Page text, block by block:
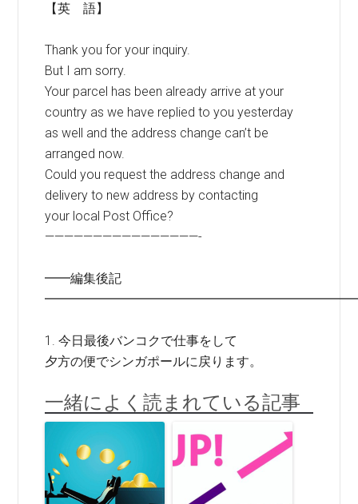
【英 語】
Thank you for your inquiry.
But I am sorry.
Your parcel has been already arrive at your
country as we have replied to you yesterday
as well and the address change can’t be
arranged now.
Could you request the address change and
delivery to new address by contacting
your local Post Office?
————————————————-
━━編集後記
1. 今日最後バンコクで仕事をして
夕方の便でシンガポールに戻ります。
一緒によく読まれている記事